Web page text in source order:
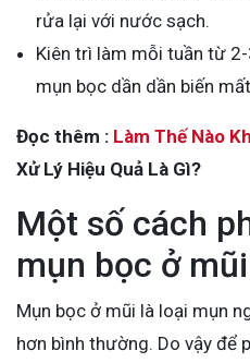
rửa lại với nước sạch.
Kiên trì làm mỗi tuần từ
mụn bọc dần dần biến
Đọc thêm : Làm Thế Nào
Xử Lý Hiệu Quả Là Gì?
Một số cách
mụn bọc ở mũi
Mụn bọc ở mũi là loại mụn
hơn bình thường. Do vậy để